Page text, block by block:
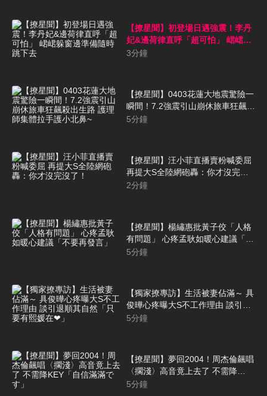
【撩星聞】初登場日遇強震！李丹
妃&邊荷律直呼「超可怕」 峮峮躲
窗邊準備隨時跳下去
3分鐘
【撩星聞】0403花蓮大地震驚險一
瞬間！7.2強震引山崩休旅車狂飆殺
出生路 護理師集體拉手護小北鼻~
5分鐘
【撩星聞】汪小菲直播賣粉喊委屈
再提大S全陸網砲轟：你才沒完沒
了！
2分鐘
【撩星聞】楊繡惠批黃子佼「人格
有問題」 心疼孟耿如暖心建議「不
要再發言」
5分鐘
【獨家撩專訪】生活被妻佔滿～ 具
俊曄心疼曝大S不工作理由 談引退
順其自然「只要有熙媛在❤」
5分鐘
【撩星聞】夢回2004！周杰倫飆唱
〈擱淺〉高音竟上去了 不需降
KEY「自信滿滿です」
5分鐘